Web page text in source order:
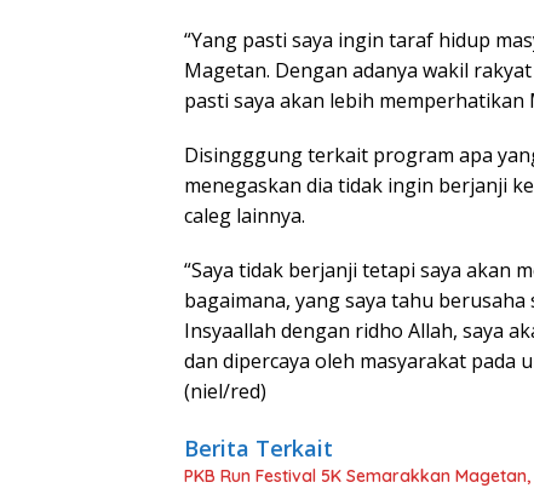
“Yang pasti saya ingin taraf hidup
Magetan. Dengan adanya wakil
pasti saya akan lebih memperhatikan
Disingggung terkait program apa
menegaskan dia tidak ingin berjanji
caleg lainnya.
“Saya tidak berjanji tetapi saya akan
bagaimana, yang saya tahu
Insyaallah dengan ridho Allah, saya
dan dipercaya oleh masyarakat pada
(niel/red)
Berita Terkait
PKB Run Festival 5K Semarakkan